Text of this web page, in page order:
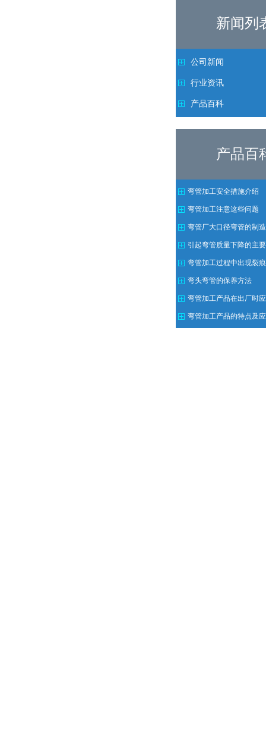
新闻列
公司新闻
行业资讯
产品百科
产品百
弯管加工安全措施介绍
弯管加工注意这些问题
弯管厂大口径弯管的制
引起弯管质量下降的主
注意方法
弯管加工过程中出现裂
弯头弯管的保养方法
弯管加工产品在出厂时
需求
弯管加工产品的特点及